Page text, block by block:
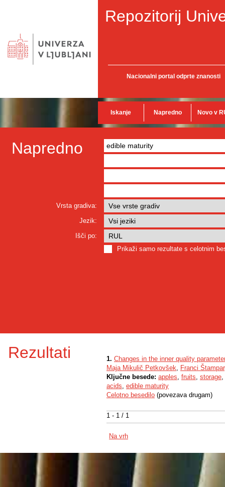
Repozitorij
Nacionalni portal odprte znanosti
Iskanje Napredno Novo v
Napredno
Vrsta gradiva:
Jezik:
Išči po:
Prikaži samo rezultate s celotnim
Rezultati
1 - 1 / 1
1. Changes in the inner quality
Maja Mikulič Petkovšek, Franci Štampar
Ključne besede: apples, fruits, storage,
acids, edible maturity
Celotno besedilo (povezava drugam)
Na vrh